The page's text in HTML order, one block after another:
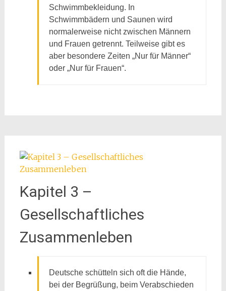
Schwimmbekleidung. In
Schwimmbädern und Saunen wird
normalerweise nicht zwischen Männern
und Frauen getrennt. Teilweise gibt es
aber besondere Zeiten „Nur für Männer“
oder „Nur für Frauen“.
Kapitel 3 –
Gesellschaftliches
Zusammenleben
Deutsche schütteln sich oft die Hände,
bei der Begrüßung, beim Verabschieden